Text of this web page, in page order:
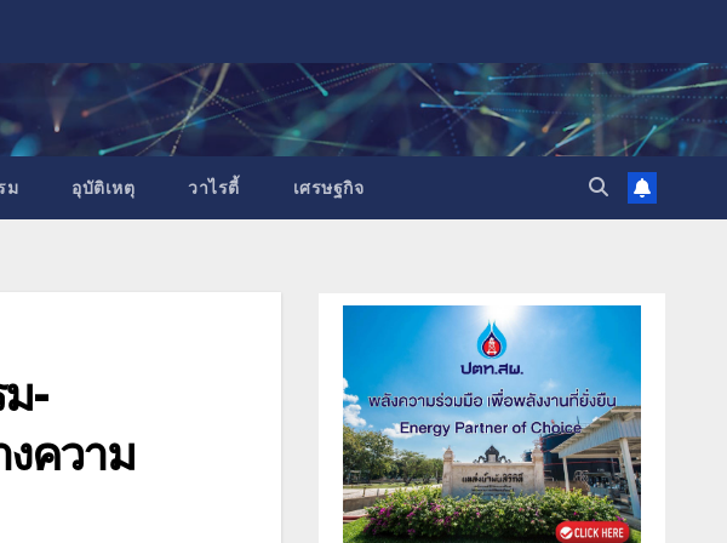
ม อุบัติเหตุ วาไรตี้ เศรษฐกิจ
-
ความ